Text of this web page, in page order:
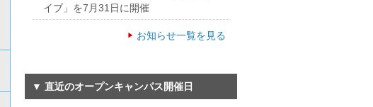
イブ」を7月31日に開催
お知らせ一覧を見る
▼ 直近のオープンキャンパス開催日